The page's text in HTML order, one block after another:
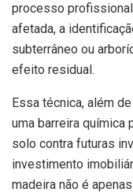
processo
afetada, a
subterrâneo ou
efeito residual.
Essa técnica, além
uma barreira química
solo contra futuras
investimento
madeira não é